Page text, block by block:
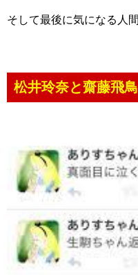
そして最後に気になる人
松井玲奈と齋藤飛